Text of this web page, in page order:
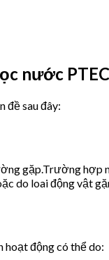
nước
đề sau đây:
gặp.Trường hợp
do loai động vật
hoạt động có thể do: